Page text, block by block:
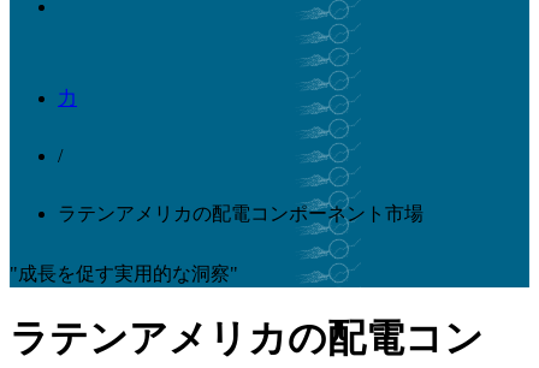
力
/
ラテンアメリカの配電コンポーネント市場
"成長を促す実用的な洞察"
ラテンアメリカの配電コン